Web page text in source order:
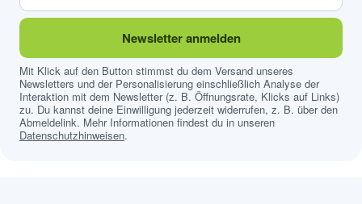
Newsletter anmelden
Mit Klick auf den Button stimmst du dem Versand unseres
Newsletters und der Personalisierung einschließlich Analyse der
Interaktion mit dem Newsletter (z. B. Öffnungsrate, Klicks auf Links)
zu. Du kannst deine Einwilligung jederzeit widerrufen, z. B. über den
Abmeldelink. Mehr Informationen findest du in unseren
Datenschutzhinweisen.